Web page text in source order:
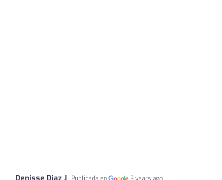
Denisse Diaz J Publicada en 3 years ago